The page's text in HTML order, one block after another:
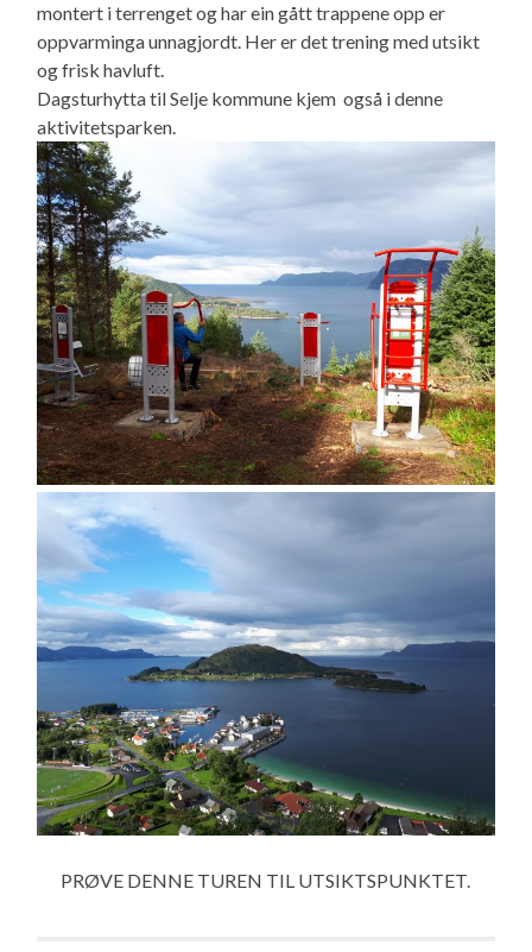
montert i terrenget og har ein gått trappene opp er
oppvarminga unnagjordt. Her er det trening med utsikt
og frisk havluft.
Dagsturhytta til Selje kommune kjem også i denne
aktivitetsparken.
PRØVE DENNE TUREN TIL UTSIKTSPUNKTET.